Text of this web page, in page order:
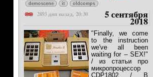
demoscene it oldcomps
2893 дня назад, 20:30 5 сентября
2018
"Finally, we come
to the instruction
we've all been
waiting for – SEX!"
/ из статьи про
микропроцессор
CDP1802 / В